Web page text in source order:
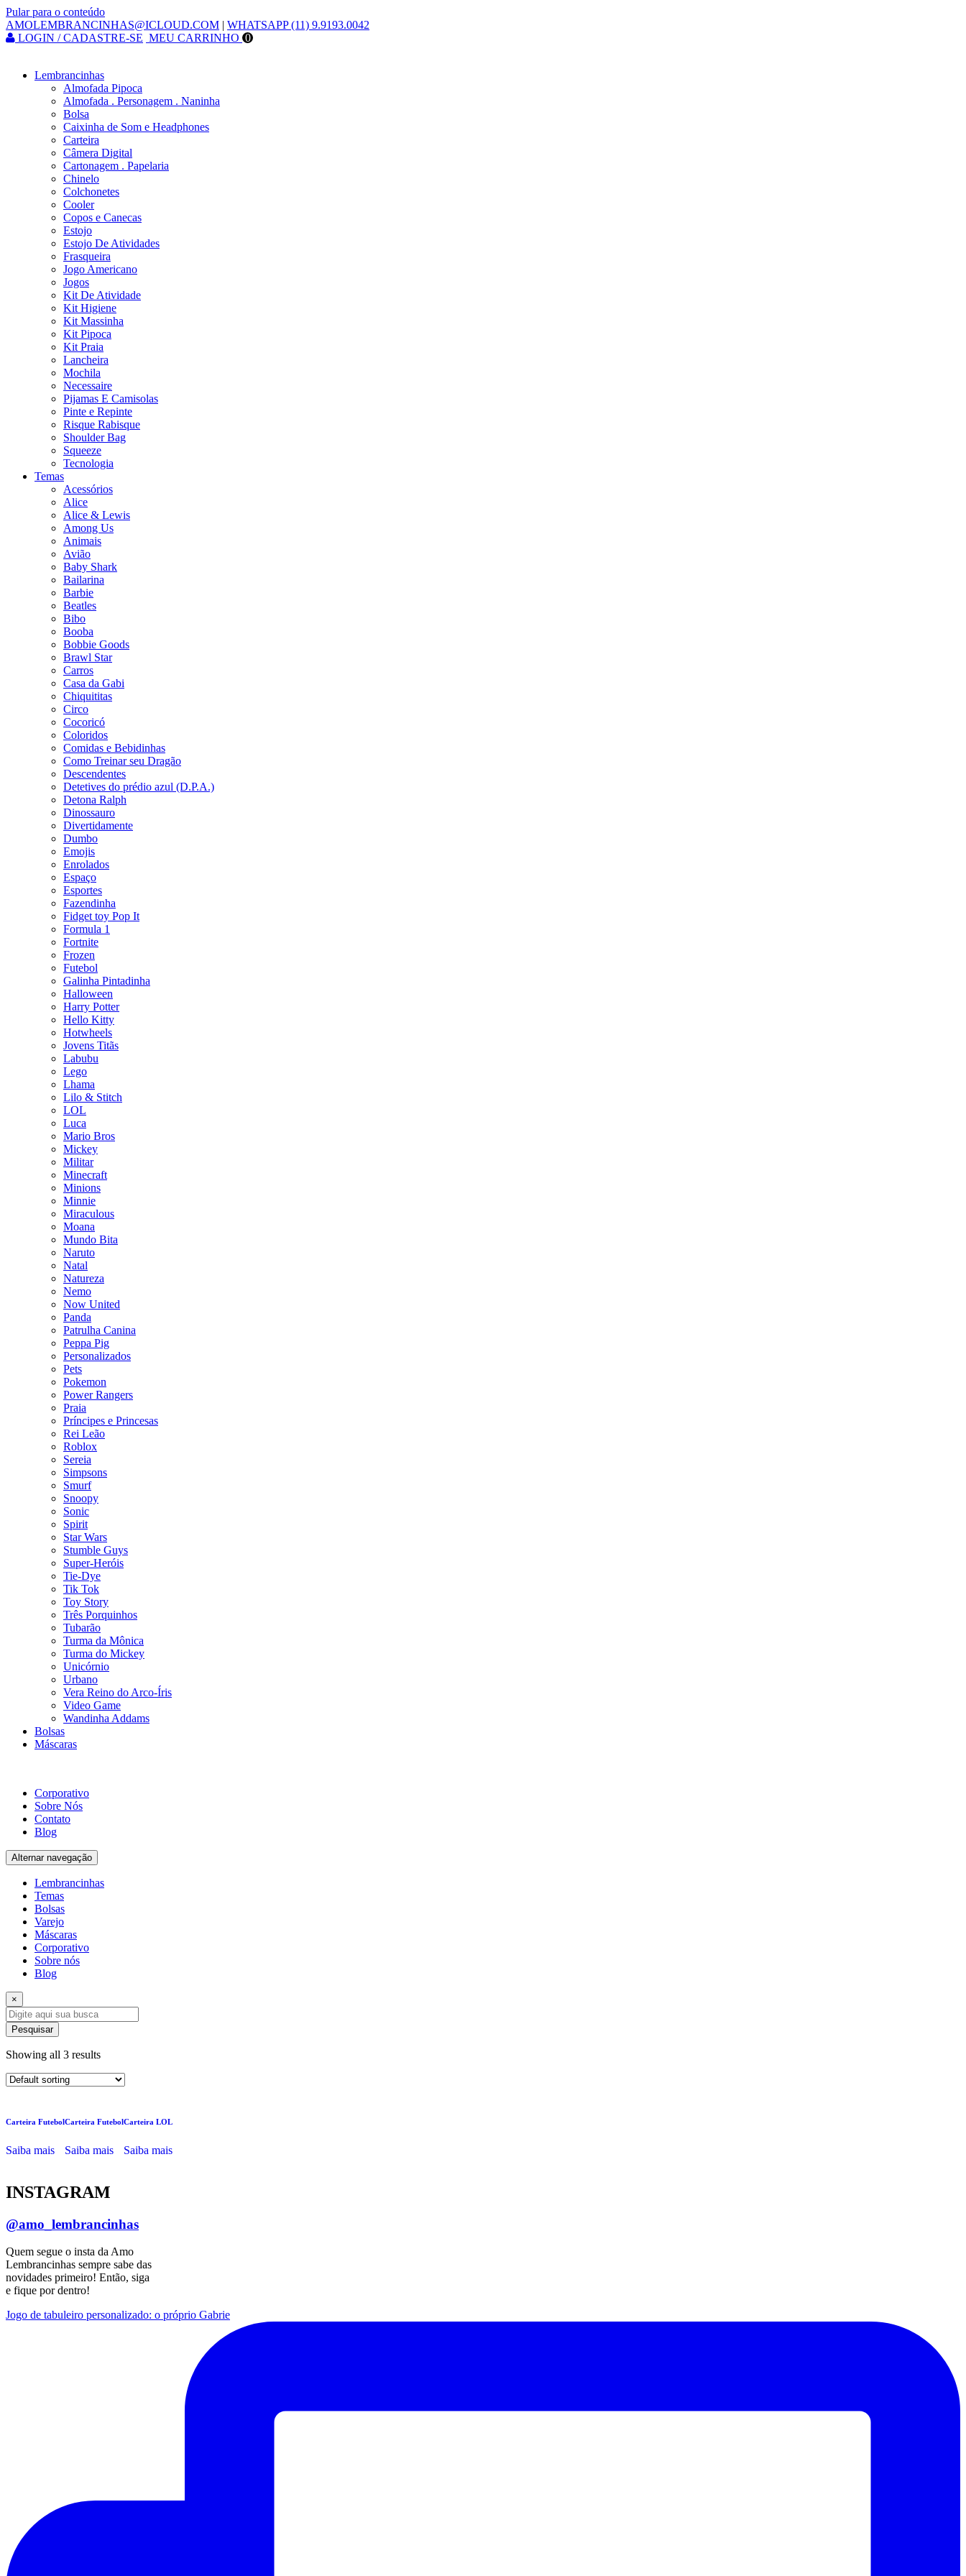
Pular para o conteúdo
AMOLEMBRANCINHAS@ICLOUD.COM | WHATSAPP (11) 9.9193.0042
LOGIN / CADASTRE-SE MEU CARRINHO 0
Lembrancinhas
Almofada Pipoca
Almofada . Personagem . Naninha
Bolsa
Caixinha de Som e Headphones
Carteira
Câmera Digital
Cartonagem . Papelaria
Chinelo
Colchonetes
Cooler
Copos e Canecas
Estojo
Estojo De Atividades
Frasqueira
Jogo Americano
Jogos
Kit De Atividade
Kit Higiene
Kit Massinha
Kit Pipoca
Kit Praia
Lancheira
Mochila
Necessaire
Pijamas E Camisolas
Pinte e Repinte
Risque Rabisque
Shoulder Bag
Squeeze
Tecnologia
Temas
Acessórios
Alice
Alice & Lewis
Among Us
Animais
Avião
Baby Shark
Bailarina
Barbie
Beatles
Bibo
Booba
Bobbie Goods
Brawl Star
Carros
Casa da Gabi
Chiquititas
Circo
Cocoricó
Coloridos
Comidas e Bebidinhas
Como Treinar seu Dragão
Descendentes
Detetives do prédio azul (D.P.A.)
Detona Ralph
Dinossauro
Divertidamente
Dumbo
Emojis
Enrolados
Espaço
Esportes
Fazendinha
Fidget toy Pop It
Formula 1
Fortnite
Frozen
Futebol
Galinha Pintadinha
Halloween
Harry Potter
Hello Kitty
Hotwheels
Jovens Titãs
Labubu
Lego
Lhama
Lilo & Stitch
LOL
Luca
Mario Bros
Mickey
Militar
Minecraft
Minions
Minnie
Miraculous
Moana
Mundo Bita
Naruto
Natal
Natureza
Nemo
Now United
Panda
Patrulha Canina
Peppa Pig
Personalizados
Pets
Pokemon
Power Rangers
Praia
Príncipes e Princesas
Rei Leão
Roblox
Sereia
Simpsons
Smurf
Snoopy
Sonic
Spirit
Star Wars
Stumble Guys
Super-Heróis
Tie-Dye
Tik Tok
Toy Story
Três Porquinhos
Tubarão
Turma da Mônica
Turma do Mickey
Unicórnio
Urbano
Vera Reino do Arco-Íris
Video Game
Wandinha Addams
Bolsas
Máscaras
Corporativo
Sobre Nós
Contato
Blog
Alternar navegação
Lembrancinhas
Temas
Bolsas
Varejo
Máscaras
Corporativo
Sobre nós
Blog
×
Pesquisar
Showing all 3 results
Carteira Futebol
Saiba mais
Carteira Futebol
Saiba mais
Carteira LOL
Saiba mais
INSTAGRAM
@amo_lembrancinhas
Quem segue o insta da Amo
Lembrancinhas sempre sabe das
novidades primeiro! Então, siga
e fique por dentro!
Jogo de tabuleiro personalizado: o próprio Gabrie